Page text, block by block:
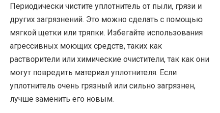
Периодически чистите уплотнитель от пыли, грязи и
других загрязнений. Это можно сделать с помощью
мягкой щетки или тряпки. Избегайте использования
агрессивных моющих средств, таких как
растворители или химические очистители, так как они
могут повредить материал уплотнителя. Если
уплотнитель очень грязный или сильно загрязнен,
лучше заменить его новым.